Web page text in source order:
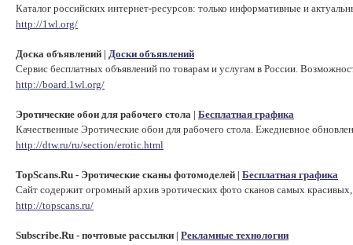
Каталог российских интернет-ресурсов: только информативные и
http://1wl.org/
Доска объявлений Доски объявлений
Сервис бесплатных объявлений по товарам и услугам в России.
http://board.1wl.org/
Эротические обои для рабочего стола Бесплатная графика
Качественные Эротические обои для рабочего стола. Ежедневное
http://dtw.ru/ru/section/erotic.html
TopScans.Ru - Эротические сканы фотомоделей Бесплатная графика
Сайт содержит огромный архив эротических фото сканов самых
http://topscans.ru/
Subscribe.Ru - почтовые рассылки Рекламные технологии